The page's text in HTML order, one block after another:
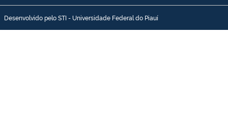
Desenvolvido pelo STI - Universidade Federal do Piauí